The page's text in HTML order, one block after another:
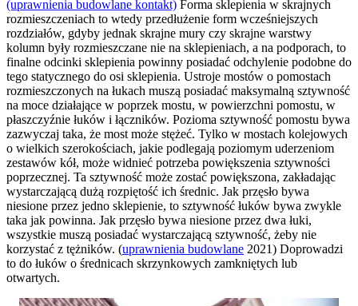
(uprawnienia budowlane kontakt) Forma sklepienia w skrajnych
rozmieszczeniach to wtedy przedłużenie form wcześniejszych
rozdziałów, gdyby jednak skrajne mury czy skrajne warstwy
kolumn były rozmieszczane nie na sklepieniach, a na podporach, to
finalne odcinki sklepienia powinny posiadać odchylenie podobne do
tego statycznego do osi sklepienia. Ustroje mostów o pomostach
rozmieszczonych na łukach muszą posiadać maksymalną sztywność
na moce działające w poprzek mostu, w powierzchni pomostu, w
płaszczyźnie łuków i łączników. Pozioma sztywność pomostu bywa
zazwyczaj taka, że most może stężeć. Tylko w mostach kolejowych
o wielkich szerokościach, jakie podlegają poziomym uderzeniom
zestawów kół, może widnieć potrzeba powiększenia sztywności
poprzecznej. Ta sztywność może zostać powiększona, zakładając
wystarczającą dużą rozpiętość ich średnic. Jak przęsło bywa
niesione przez jedno sklepienie, to sztywność łuków bywa zwykle
taka jak powinna. Jak przęsło bywa niesione przez dwa łuki,
wszystkie muszą posiadać wystarczającą sztywność, żeby nie
korzystać z tężników. (uprawnienia budowlane 2021) Doprowadzi
to do łuków o średnicach skrzynkowych zamkniętych lub
otwartych.